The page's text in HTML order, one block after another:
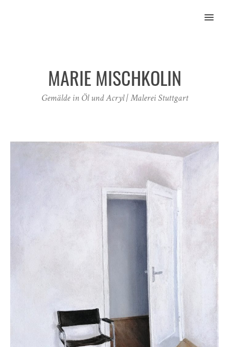
MENU
MARIE MISCHKOLIN
Gemälde in Öl und Acryl | Malerei Stuttgart